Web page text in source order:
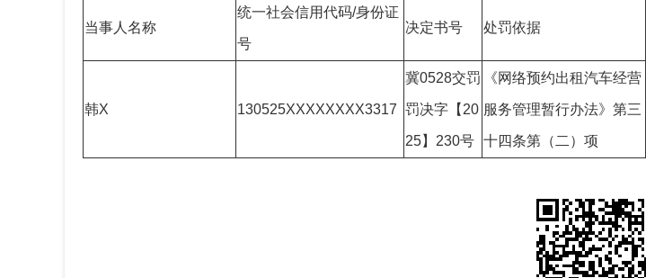
当事人名称
统一社会信用代码/身份证
号
决定书号 处罚依据
韩X 130525XXXXXXXX3317
冀0528交罚
罚决字【20
25】230号
《网络预约出租汽车经营
服务管理暂行办法》第三
十四条第（二）项